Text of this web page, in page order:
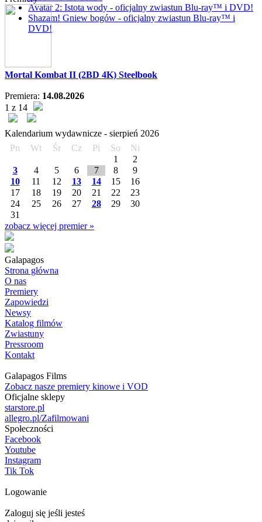
Avatar 2: Istota wody - oficjalny zwiastun Blu-ray™ i DVD!
Shazam! Gniew bogów - oficjalny zwiastun Blu-ray™ i
DVD!
Mortal Kombat II (2BD 4K) Steelbook
Premiera: 14.08.2026
1 z 14
Kalendarium wydawnicze - sierpień 2026
Pn
Wt Śr Cz Pi So
Ni
1
2
3
4 5 6 7 8
9
10
11 12 13 14 15
16
17
18 19 20 21 22
23
24
25 26 27 28 29
30
31
zobacz więcej premier »
Galapagos
Strona główna
O nas
Premiery
Zapowiedzi
Newsy
Katalog filmów
Zwiastuny
Pressroom
Kontakt
Galapagos Films
Zobacz nasze premiery kinowe i VOD
Oficjalne sklepy
starstore.pl
allegro.pl/Zafilmowani
Społeczności
Facebook
Youtube
Instagram
Tik Tok
Logowanie
Zaloguj się jeśli jesteś